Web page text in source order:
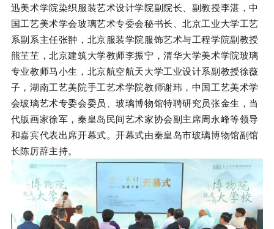
迅美术学院染织服装艺术设计学院副院长、副教授李湛，中
国工艺美术学会玻璃艺术专委会秘书长、北京工业大学工艺
系副系主任张翀，北京服装学院服饰艺术与工程学院副教授
熊芏芏，北京建筑大学教师李振宁，清华大学美术学院玻璃
专业教师马小生，北京航空航天大学工业设计系副教授徐薇
子，湖南工艺美院手工艺术学院教师谢玮， 中国工艺美术学
会玻璃艺术专委会委员、玻璃博物馆特聘研究员张金生，当
代版画家徐军，秦皇岛民间艺术家协会副主席周永峰等领导
和嘉宾代表出席开幕式。开幕式由秦皇岛市玻璃博物馆副馆
长陈厉辞主持。